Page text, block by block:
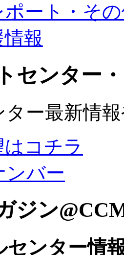
ポート・そ
報
センター
ター最新情
コチラ
ンバー
ジン
センター情